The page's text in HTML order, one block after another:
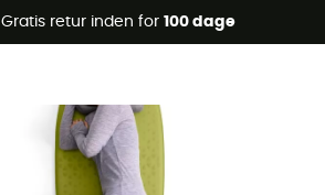
Gratis retur inden for 100 dage
-5% Extra - Kode Summer5